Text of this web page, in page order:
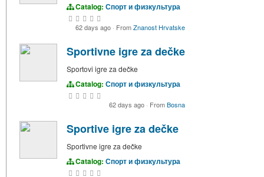
Catalog: Спорт и физкультура
62 days ago · FromZnanost Hrvatske
Sportivne igre za dečke
Sportovi igre za dečke
Catalog: Спорт и физкультура
62 days ago · FromBosna
Sportive igre za dečke
Sportivne igre za dečke
Catalog: Спорт и физкультура